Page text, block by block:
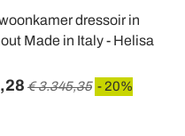
dressoir in
Made in Italy - Helisa
€ 3.345,35 - 20%